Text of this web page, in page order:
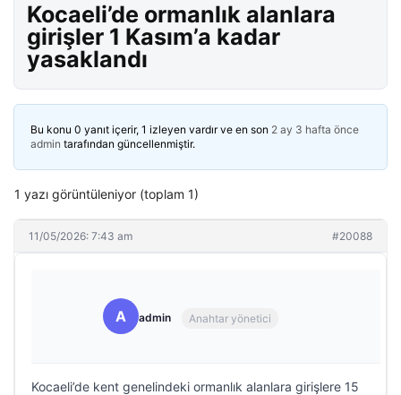
Kocaeli’de ormanlık alanlara
girişler 1 Kasım’a kadar
yasaklandı
Bu konu 0 yanıt içerir, 1 izleyen vardır ve en son 2 ay 3 hafta önce
admin tarafından güncellenmiştir.
1 yazı görüntüleniyor (toplam 1)
11/05/2026: 7:43 am #20088
A admin Anahtar yönetici
Kocaeli’de kent genelindeki ormanlık alanlara girişlere 15